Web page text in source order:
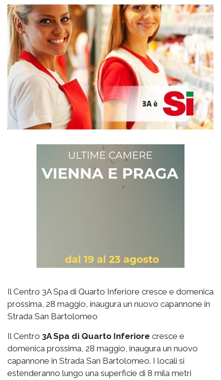
Il Centro 3A Spa di Quarto Inferiore cresce e domenica
prossima, 28 maggio, inaugura un nuovo capannone in
Strada San Bartolomeo
Il Centro 3A Spa di Quarto Inferiore cresce e
domenica prossima, 28 maggio, inaugura un nuovo
capannone in Strada San Bartolomeo. I locali si
estenderanno lungo una superficie di 8 mila metri